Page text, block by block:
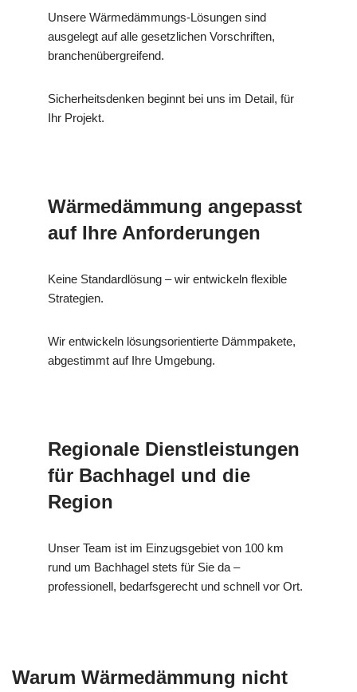
Unsere Wärmedämmungs-Lösungen sind
ausgelegt auf alle gesetzlichen Vorschriften,
branchenübergreifend.
Sicherheitsdenken beginnt bei uns im Detail, für
Ihr Projekt.
Wärmedämmung angepasst
auf Ihre Anforderungen
Keine Standardlösung – wir entwickeln flexible
Strategien.
Wir entwickeln lösungsorientierte Dämmpakete,
abgestimmt auf Ihre Umgebung.
Regionale Dienstleistungen
für Bachhagel und die
Region
Unser Team ist im Einzugsgebiet von 100 km
rund um Bachhagel stets für Sie da –
professionell, bedarfsgerecht und schnell vor Ort.
Warum Wärmedämmung nicht